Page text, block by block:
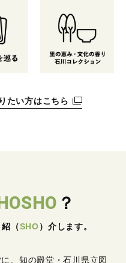
たい方はこちら
？
紹 （SHO） 介します。
。 知の殿堂・石川県立図